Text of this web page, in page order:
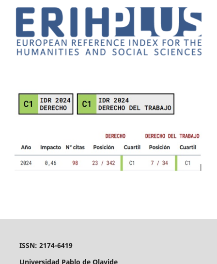
ISSN: 2174-6419
Universidad Pablo de Olavide